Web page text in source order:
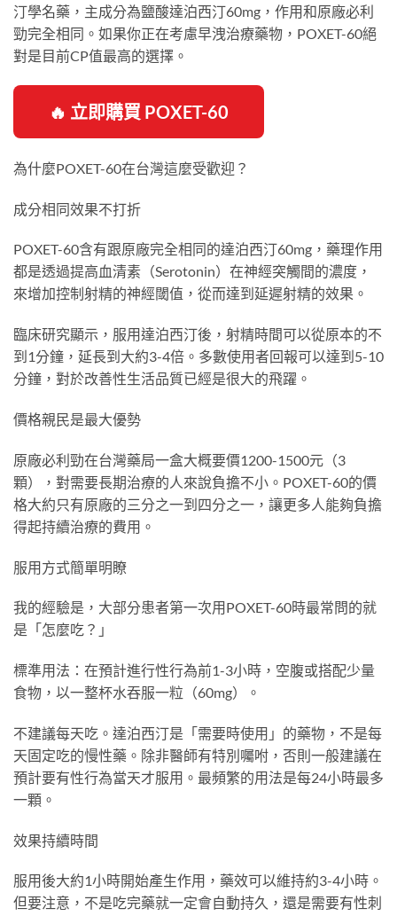
汀學名藥，主成分為鹽酸達泊西汀60mg，作用和原廠必利
勁完全相同。如果你正在考慮早洩治療藥物，POXET-60絕
對是目前CP值最高的選擇。
🔥 立即購買 POXET-60
為什麼POXET-60在台灣這麼受歡迎？
成分相同效果不打折
POXET-60含有跟原廠完全相同的達泊西汀60mg，藥理作用
都是透過提高血清素（Serotonin）在神經突觸間的濃度，
來增加控制射精的神經閾值，從而達到延遲射精的效果。
臨床研究顯示，服用達泊西汀後，射精時間可以從原本的不
到1分鐘，延長到大約3-4倍。多數使用者回報可以達到5-10
分鐘，對於改善性生活品質已經是很大的飛躍。
價格親民是最大優勢
原廠必利勁在台灣藥局一盒大概要價1200-1500元（3
顆），對需要長期治療的人來說負擔不小。POXET-60的價
格大約只有原廠的三分之一到四分之一，讓更多人能夠負擔
得起持續治療的費用。
服用方式簡單明瞭
我的經驗是，大部分患者第一次用POXET-60時最常問的就
是「怎麼吃？」
標準用法：在預計進行性行為前1-3小時，空腹或搭配少量
食物，以一整杯水吞服一粒（60mg）。
不建議每天吃。達泊西汀是「需要時使用」的藥物，不是每
天固定吃的慢性藥。除非醫師有特別囑咐，否則一般建議在
預計要有性行為當天才服用。最頻繁的用法是每24小時最多
一顆。
效果持續時間
服用後大約1小時開始產生作用，藥效可以維持約3-4小時。
但要注意，不是吃完藥就一定會自動持久，還是需要有性刺